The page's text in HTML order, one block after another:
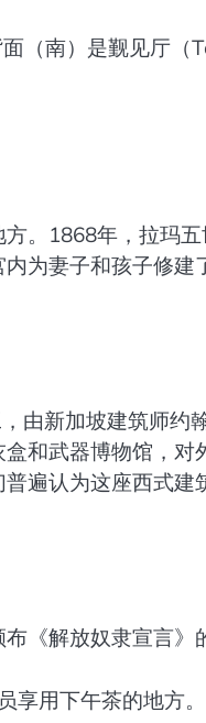
（南）是觐见厅（
。1868年，拉玛
为妻子和孩子修
由新加坡建筑师约
和武器博物馆，
遍认为这座西式
《解放奴隶宣言》
用下午茶的地方。